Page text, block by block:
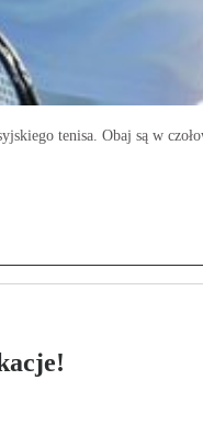
tenisa. Obaj są w